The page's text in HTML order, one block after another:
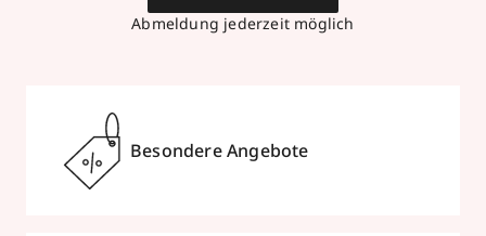
Abmeldung jederzeit möglich
Besondere Angebote